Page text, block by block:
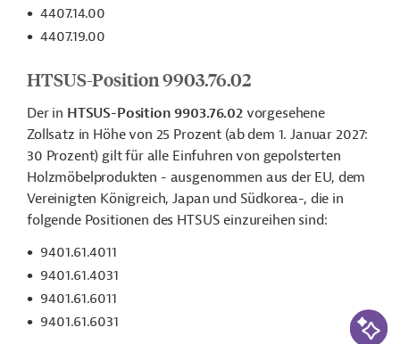
4407.14.00
4407.19.00
HTSUS-Position 9903.76.02
Der in HTSUS-Position 9903.76.02vorgesehene
Zollsatz in Höhe von 25 Prozent (ab dem 1. Januar 2027:
30 Prozent) gilt für alle Einfuhren von gepolsterten
Holzmöbelprodukten - ausgenommen aus der EU, dem
Vereinigten Königreich, Japan und Südkorea-, die in
folgende Positionen des HTSUS einzureihen sind:
9401.61.4011
9401.61.4031
9401.61.6011
9401.61.6031
KI-